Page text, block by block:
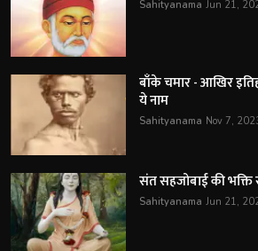
Sahityanama Jun 21,
बाँके चमार - आखिर
ये नाम
Sahityanama Nov 7,
संत सहजोबाई की भक्ति
Sahityanama Jun 21,